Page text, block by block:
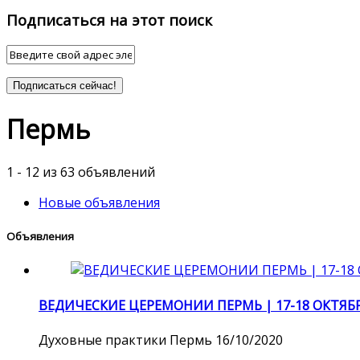
Подписаться на этот поиск
Подписаться сейчас!
Пермь
1 - 12 из 63 объявлений
Новые объявления
Объявления
ВЕДИЧЕСКИЕ ЦЕРЕМОНИИ ПЕРМЬ | 17-18
Духовные практики Пермь 16/10/2020